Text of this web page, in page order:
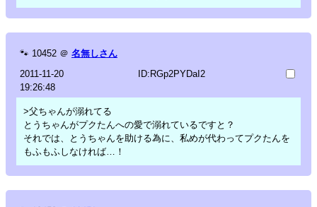
🐾 10452 ＠ 名無しさん
2011-11-20
19:26:48
ID:RGp2PYDaI2
>父ちゃんが溺れてる
とうちゃんがプクたんへの愛で溺れているですと？
それでは、とうちゃんを助ける為に、私めが代わってプクたんを
もふもふしなければ…！